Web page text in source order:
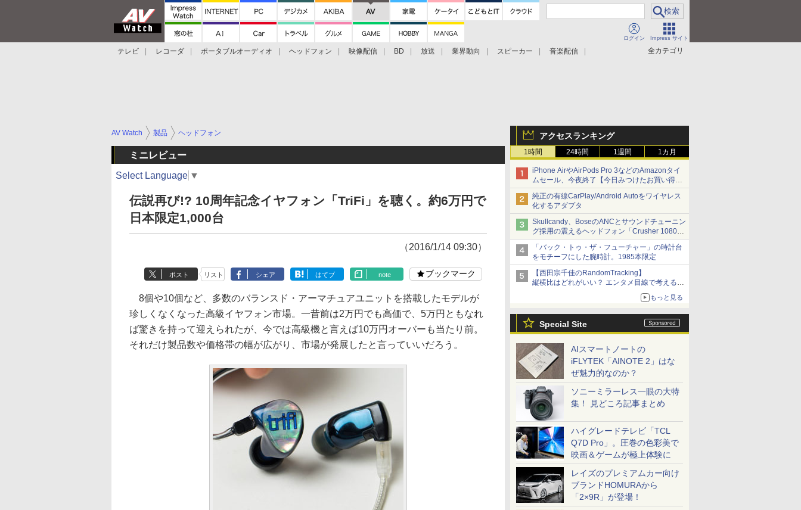
ログイン Impress サイト
全カテゴリ
テレビ レコーダ ポータブルオーディオ ヘッドフォン 映像配信 BD 放送 業界動向 スピーカー
音楽配信
アクセスランキング
1時間 24時間 1週間 1カ月
iPhone AirやAirPods Pro 3などのAmazonタイ
ムセール、今夜終了【今日みつけたお買い得
品】
純正の有線CarPlay/Android Autoをワイヤレス
化するアダプタ
Skullcandy、BoseのANCとサウンドチューニン
グ採用の震えるヘッドフォン「Crusher 1080
ANC」
「バック・トゥ・ザ・フューチャー」の時計台
をモチーフにした腕時計。1985本限定
【西田宗千佳のRandomTracking】
縦横比はどれがいい？ エンタメ目線で考える、
もっと見る
Special Site
AIスマートノートの
iFLYTEK「AINOTE 2」はな
ぜ魅力的なのか？
ソニーミラーレス一眼の大特
集！ 見どころ記事まとめ
ハイグレードテレビ「TCL
Q7D Pro」。圧巻の色彩美で
映画＆ゲームが極上体験に
レイズのプレミアムカー向け
ブランドHOMURAから
「2×9R」が登場！
AV Watch 製品 ヘッドフォン
ミニレビュー
Select Language ▼
伝説再び!? 10周年記念イヤフォン「TriFi」を聴く。約6万円で
日本限定1,000台
（2016/1/14 09:30）
ポスト リスト シェア はてブ note ブックマーク
8個や10個など、多数のバランスド・アーマチュアユニットを搭載したモデルが
珍しくなくなった高級イヤフォン市場。一昔前は2万円でも高価で、5万円ともなれ
ば驚きを持って迎えられたが、今では高級機と言えば10万円オーバーも当たり前。
それだけ製品数や価格帯の幅が広がり、市場が発展したと言っていいだろう。